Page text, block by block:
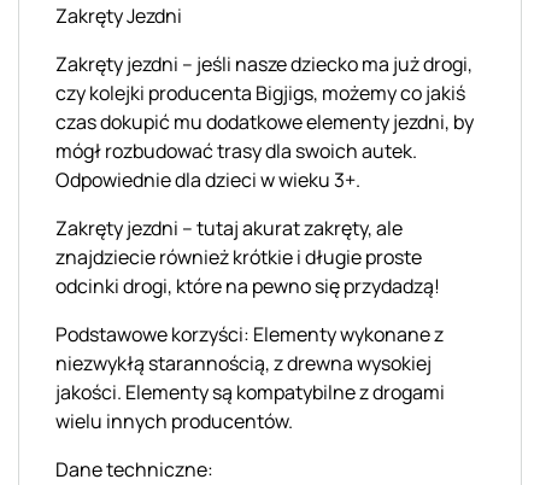
Zakręty Jezdni
Zakręty jezdni – jeśli nasze dziecko ma już drogi,
czy kolejki producenta Bigjigs, możemy co jakiś
czas dokupić mu dodatkowe elementy jezdni, by
mógł rozbudować trasy dla swoich autek.
Odpowiednie dla dzieci w wieku 3+.
Zakręty jezdni – tutaj akurat zakręty, ale
znajdziecie również krótkie i długie proste
odcinki drogi, które na pewno się przydadzą!
Podstawowe korzyści: Elementy wykonane z
niezwykłą starannością, z drewna wysokiej
jakości. Elementy są kompatybilne z drogami
wielu innych producentów.
Dane techniczne: